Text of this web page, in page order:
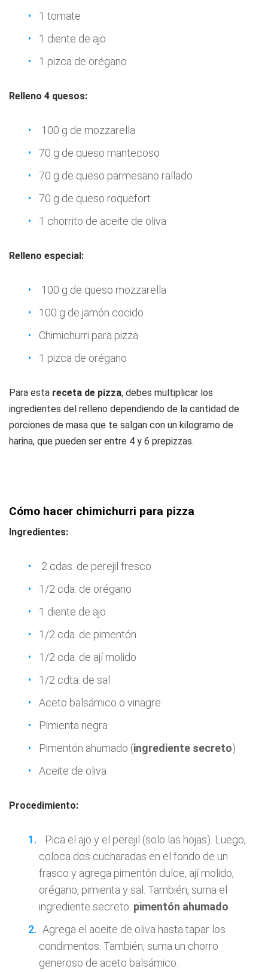
1 tomate
1 diente de ajo
1 pizca de orégano
Relleno 4 quesos:
100 g de mozzarella
70 g de queso mantecoso
70 g de queso parmesano rallado
70 g de queso roquefort
1 chorrito de aceite de oliva
Relleno especial:
100 g de queso mozzarella
100 g de jamón cocido
Chimichurri para pizza
1 pizca de orégano
Para esta receta de pizza, debes multiplicar los
ingredientes del relleno dependiendo de la cantidad de
porciones de masa que te salgan con un kilogramo de
harina, que pueden ser entre 4 y 6 prepizzas.
Cómo hacer chimichurri para pizza
Ingredientes:
2 cdas. de perejil fresco
1/2 cda. de orégano
1 diente de ajo
1/2 cda. de pimentón
1/2 cda. de ají molido
1/2 cdta. de sal
Aceto balsámico o vinagre
Pimienta negra
Pimentón ahumado (ingrediente secreto)
Aceite de oliva
Procedimiento:
Pica el ajo y el perejil (solo las hojas). Luego,
coloca dos cucharadas en el fondo de un
frasco y agrega pimentón dulce, ají molido,
orégano, pimienta y sal. También, suma el
ingrediente secreto: pimentón ahumado
Agrega el aceite de oliva hasta tapar los
condimentos. También, suma un chorro
generoso de aceto balsámico.